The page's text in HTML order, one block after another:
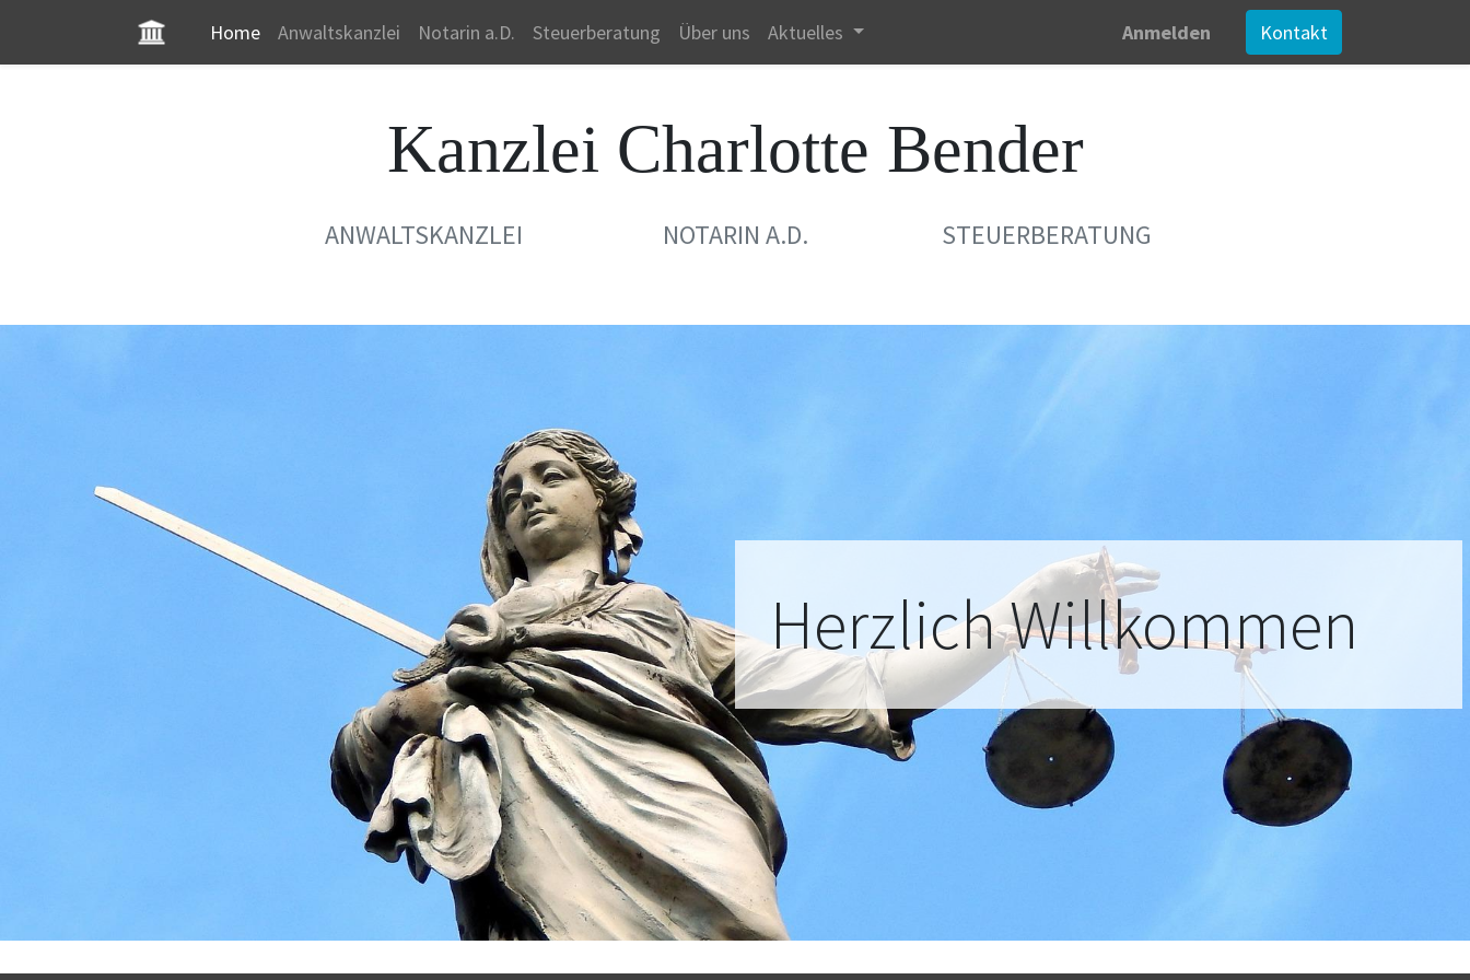
Home Anwaltskanzlei Notarin a.D. Steuerberatung Über uns Aktuelles Anmelden Kontakt
Kanzlei Charlotte Bender
ANWALTSKANZLEI NOTARIN A.D. STEUERBERATUNG
Herzlich Willkommen